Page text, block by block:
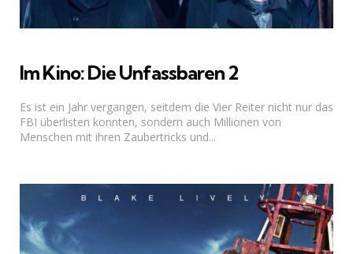
Im Kino: Die Unfassbaren 2
Es ist ein Jahr vergangen, seitdem die Vier Reiter nicht nur das
FBI überlisten konnten, sondern auch Millionen von
Menschen mit ihren Zaubertricks und...